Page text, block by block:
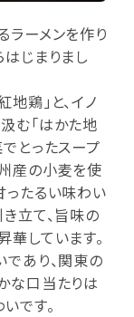
ラーメンを作り
じまりまし
鶏」と、イノ
む「はかた地
とったスープ
産の小麦を使
ったるい味わい
立て、旨味の
しています。
あり、関東の
な口当たりは
です。